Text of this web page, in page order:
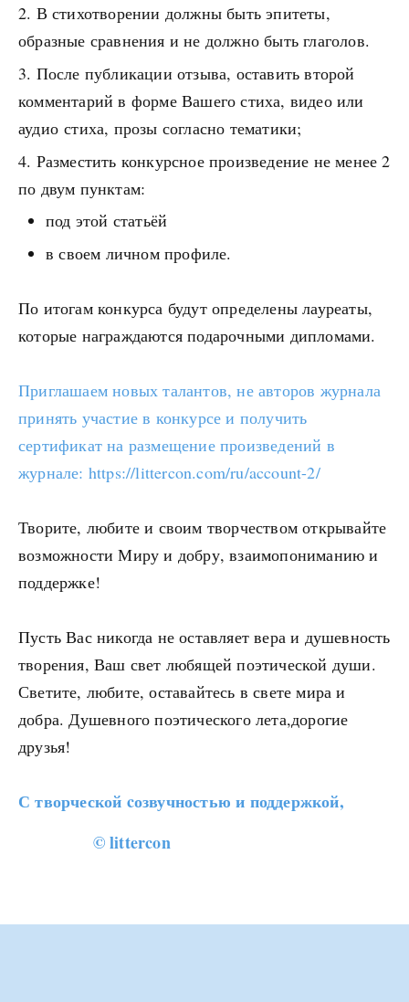
В стихотворении должны быть эпитеты,
образные сравнения и не должно быть глаголов.
После публикации отзыва, оставить второй
комментарий в форме Вашего стиха, видео или
аудио стиха, прозы согласно тематики;
Разместить конкурсное произведение не менее 2
по двум пунктам:
под этой статьёй
в своем личном профиле.
По итогам конкурса будут определены лауреаты,
которые награждаются подарочными дипломами.
Приглашаем новых талантов, не авторов журнала
принять участие в конкурсе и получить
сертификат на размещение произведений в
журнале: https://littercon.com/ru/account-2/
Творите, любите и своим творчеством открывайте
возможности Миру и добру, взаимопониманию и
поддержке!
Пусть Вас никогда не оставляет вера и душевность
творения, Ваш свет любящей поэтической души.
Светите, любите, оставайтесь в свете мира и
добра. Душевного поэтического лета,дорогие
друзья!
С творческой cозвучностью и поддержкой,
© littercon